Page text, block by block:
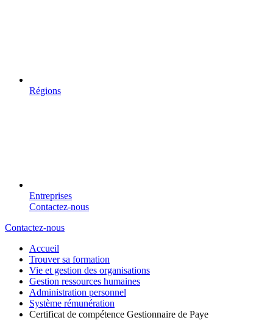
Régions
Entreprises
Contactez-nous
Contactez-nous
Accueil
Trouver sa formation
Vie et gestion des organisations
Gestion ressources humaines
Administration personnel
Système rémunération
Certificat de compétence Gestionnaire de Paye